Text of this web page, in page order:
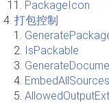
PackageIcon
打包控制
IsPackable
EmbedAllSources